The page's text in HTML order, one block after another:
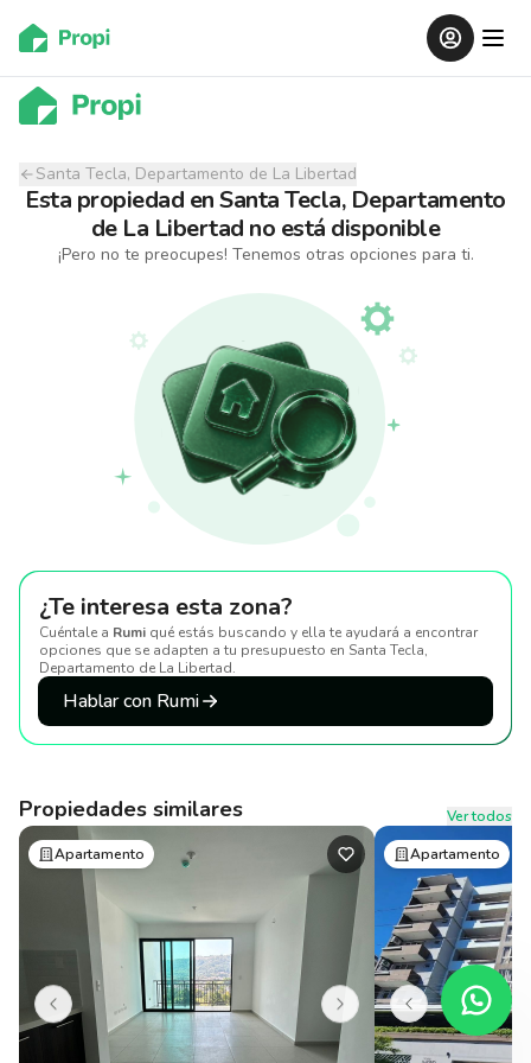
Santa Tecla, Departamento de La Libertad
Esta propiedad enSanta Tecla, Departamento
de La Libertad no está disponible
¡Pero no te preocupes! Tenemos otras opciones para ti.
¿Te interesa esta zona?
Cuéntale a Rumi qué estás buscando y ella te ayudará a encontrar
opciones que se adapten a tu presupuesto en Santa Tecla,
Departamento de La Libertad.
Hablar con Rumi
Propiedades similares
Ver todos
Apartamento
Apartamento